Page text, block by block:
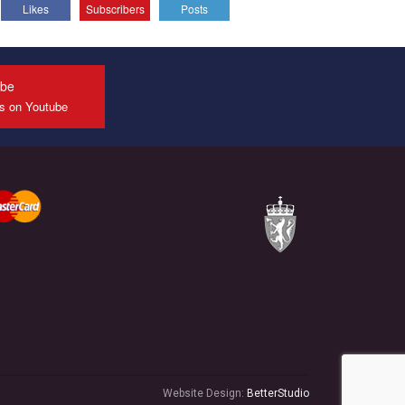
All you have to do is to press "Like" below the
Эмоционально сильный ролик от команды "Гей-
конкурсе международной организации PACT на
развития организации.
дискриминацией на почве СОГИ в Украине.
Все, что вам нужно сделать - это зайти на наш
канал YouTube по этой ссылке и поставить лайк
Likes Subscribers Posts
on Youtube
Website Design: BetterStudio